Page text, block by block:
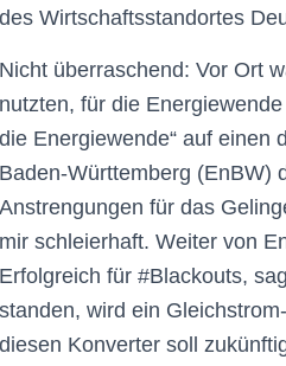
des Wirtschaftsstandortes
Nicht überraschend: Vor Ort
nutzten, für die
die Energiewende“ auf einen
Baden-Württemberg (EnBW)
Anstrengungen für das
mir schleierhaft. Weiter von
Erfolgreich für #Blackouts,
standen, wird ein
diesen Konverter soll